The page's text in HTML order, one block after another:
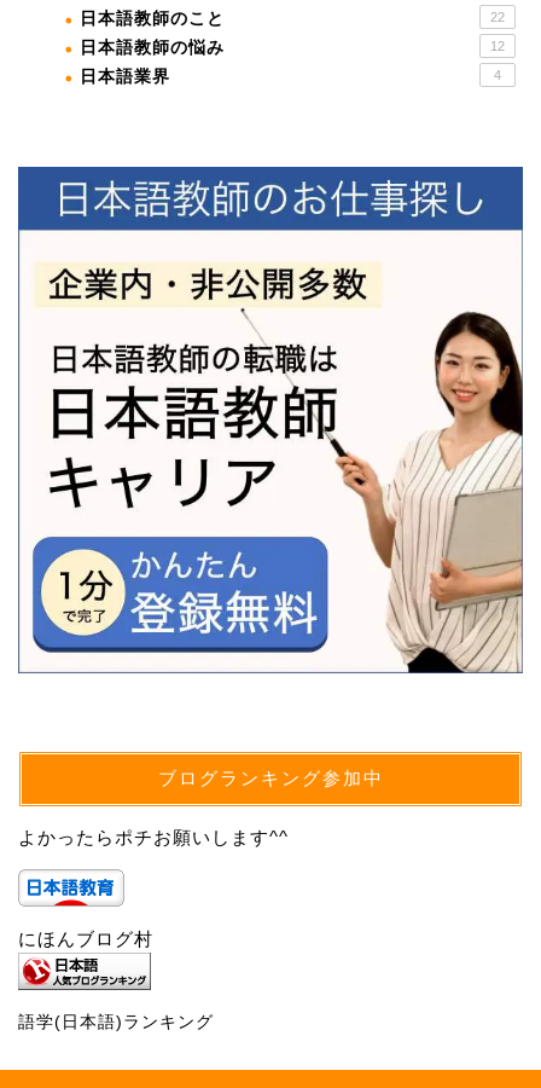
日本語教師のこと 22
日本語教師の悩み 12
日本語業界 4
ブログランキング参加中
よかったらポチお願いします^^
にほんブログ村
語学(日本語)ランキング